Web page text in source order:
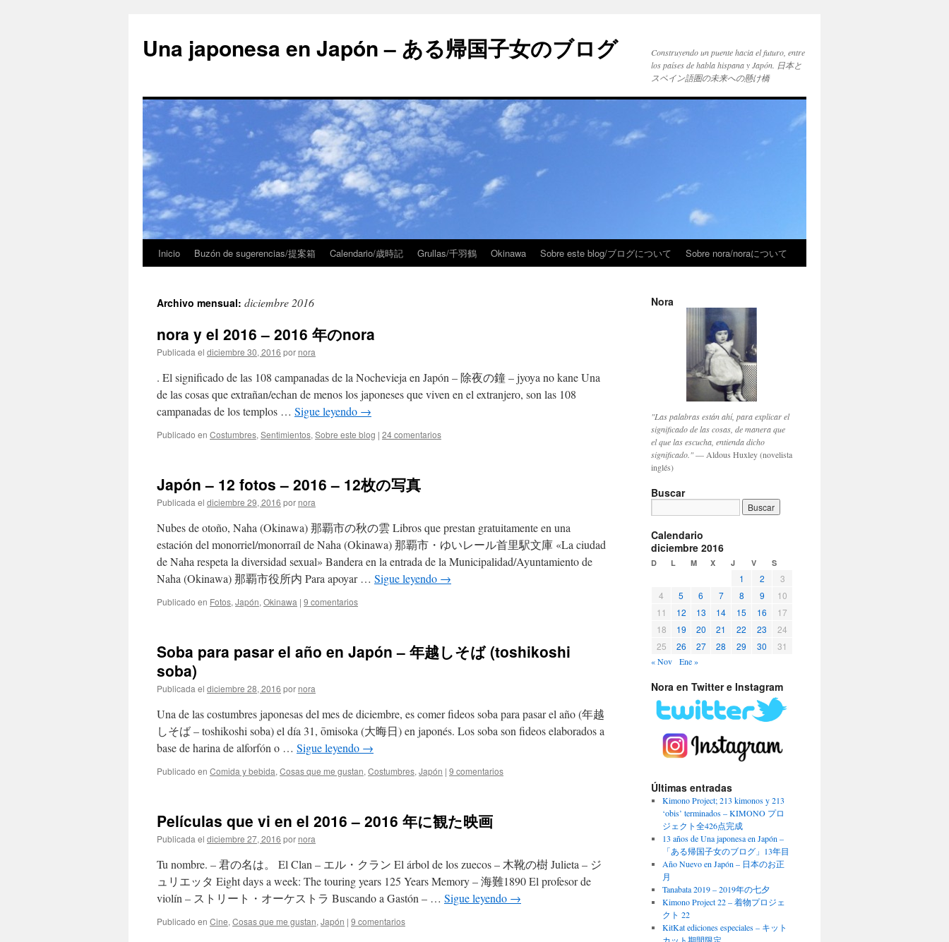
Una japonesa en Japón – ある帰国子女のブログ
Construyendo un puente hacia el futuro, entre
los países de habla hispana y Japón. 日本と
スペイン語圏の未来への懸け橋
Inicio Buzón de sugerencias/提案箱 Calendario/歳時記 Grullas/千羽鶴 Okinawa Sobre este blog/ブログについて Sobre nora/noraについて
Archivo mensual: diciembre 2016
nora y el 2016 – 2016 年のnora
Publicada el diciembre 30, 2016 por nora
. El significado de las 108 campanadas de la Nochevieja en Japón – 除夜の鐘 – jyoya no kane Una
de las cosas que extrañan/echan de menos los japoneses que viven en el extranjero, son las 108
campanadas de los templos … Sigue leyendo →
Publicado en Costumbres, Sentimientos, Sobre este blog | 24 comentarios
Japón – 12 fotos – 2016 – 12枚の写真
Publicada el diciembre 29, 2016 por nora
Nubes de otoño, Naha (Okinawa) 那覇市の秋の雲 Libros que prestan gratuitamente en una
estación del monorriel/monorraíl de Naha (Okinawa) 那覇市・ゆいレール首里駅文庫 «La ciudad
de Naha respeta la diversidad sexual» Bandera en la entrada de la Municipalidad/Ayuntamiento de
Naha (Okinawa) 那覇市役所内 Para apoyar … Sigue leyendo →
Publicado en Fotos, Japón, Okinawa | 9 comentarios
Soba para pasar el año en Japón – 年越しそば (toshikoshi
soba)
Publicada el diciembre 28, 2016 por nora
Una de las costumbres japonesas del mes de diciembre, es comer fideos soba para pasar el año (年越
しそば – toshikoshi soba) el día 31, ōmisoka (大晦日) en japonés. Los soba son fideos elaborados a
base de harina de alforfón o … Sigue leyendo →
Publicado en Comida y bebida, Cosas que me gustan, Costumbres, Japón | 9 comentarios
Películas que vi en el 2016 – 2016 年に観た映画
Publicada el diciembre 27, 2016 por nora
Tu nombre. – 君の名は。 El Clan – エル・クラン El árbol de los zuecos – 木靴の樹 Julieta – ジ
ュリエッタ Eight days a week: The touring years 125 Years Memory – 海難1890 El profesor de
violín – ストリート・オーケストラ Buscando a Gastón – … Sigue leyendo →
Publicado en Cine, Cosas que me gustan, Japón | 9 comentarios
Nora
"Las palabras están ahí, para explicar el
significado de las cosas, de manera que
el que las escucha, entienda dicho
significado."— Aldous Huxley (novelista
inglés)
Buscar
Calendario
diciembre 2016
D L M X J V S
1 2
3
4
5 6 7 8 9
10
11
12 13 14 15 16
17
18
19 20 21 22 23
24
25
26 27 28 29 30 31
« Nov Ene »
Nora en Twitter e Instagram
Últimas entradas
Kimono Project; 213 kimonos y 213
‘obis’ terminados – KIMONO プロ
ジェクト全426点完成
13 años de Una japonesa en Japón –
「ある帰国子女のブログ」13年目
Año Nuevo en Japón – 日本のお正
月
Tanabata 2019 – 2019年の七夕
Kimono Project 22 – 着物プロジェ
クト 22
KitKat ediciones especiales – キット